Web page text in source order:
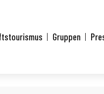
Gruppen
François